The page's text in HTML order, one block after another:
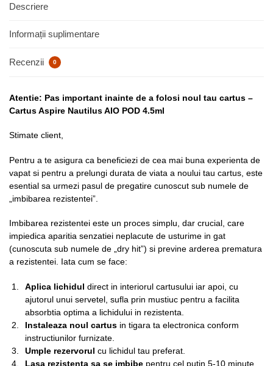
Descriere
Informații suplimentare
Recenzii 0
Atentie: Pas important inainte de a folosi noul tau cartus –
Cartus Aspire Nautilus AIO POD 4.5ml
Stimate client,
Pentru a te asigura ca beneficiezi de cea mai buna experienta de
vapat si pentru a prelungi durata de viata a noului tau cartus, este
esential sa urmezi pasul de pregatire cunoscut sub numele de
„imbibarea rezistentei”.
Imbibarea rezistentei este un proces simplu, dar crucial, care
impiedica aparitia senzatiei neplacute de usturime in gat
(cunoscuta sub numele de „dry hit”) si previne arderea prematura
a rezistentei. Iata cum se face:
Aplica lichidul direct in interiorul cartusului iar apoi, cu
ajutorul unui servetel, sufla prin mustiuc pentru a facilita
absorbtia optima a lichidului in rezistenta.
Instaleaza noul cartus in tigara ta electronica conform
instructiunilor furnizate.
Umple rezervorul cu lichidul tau preferat.
Lasa rezistenta sa se imbibe pentru cel putin 5-10 minute